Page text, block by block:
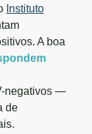
Instituto
A boa
negativos —
de